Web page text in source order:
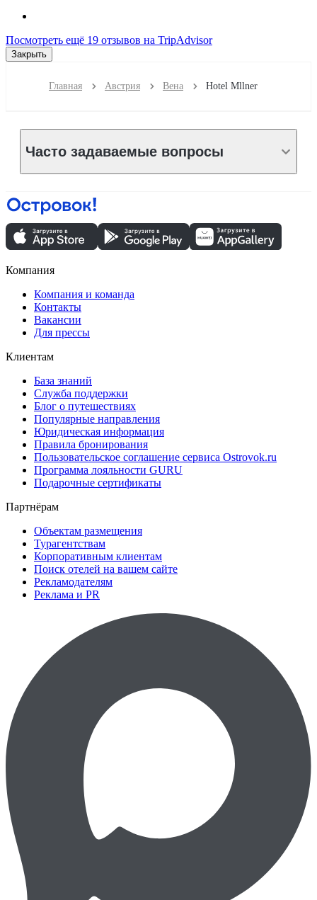
Посмотреть ещё 19 отзывов на TripAdvisor
Закрыть
Главная Австрия Вена Hotel Mllner
Часто задаваемые вопросы
Компания
Компания и команда
Контакты
Вакансии
Для прессы
Клиентам
База знаний
Служба поддержки
Блог о путешествиях
Популярные направления
Юридическая информация
Правила бронирования
Пользовательское соглашение сервиса Ostrovok.ru
Программа лояльности GURU
Подарочные сертификаты
Партнёрам
Объектам размещения
Турагентствам
Корпоративным клиентам
Поиск отелей на вашем сайте
Рекламодателям
Реклама и PR